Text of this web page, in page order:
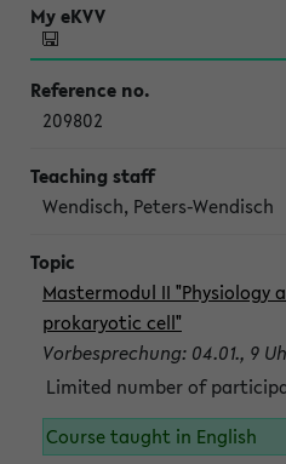
209802
Wendisch, Peters-Wendisch
Mastermodul II "Physiology
prokaryotic cell"
Vorbesprechung: 04.01., 9
Limited number of
Course taught in English